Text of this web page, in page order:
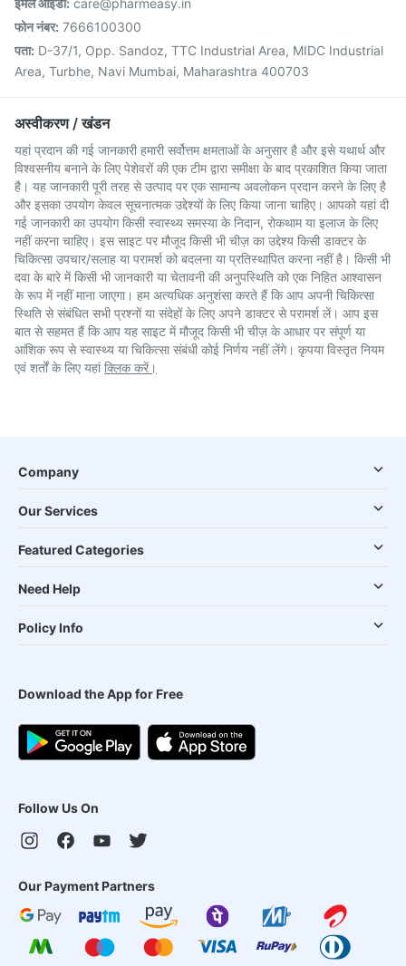
ईमेल आईडी: care@pharmeasy.in
फोन नंबर: 7666100300
पता: D-37/1, Opp. Sandoz, TTC Industrial Area, MIDC Industrial
Area, Turbhe, Navi Mumbai, Maharashtra 400703
अस्वीकरण / खंडन
यहां प्रदान की गई जानकारी हमारी सर्वोत्तम क्षमताओं के अनुसार है और इसे यथार्थ और
विश्वसनीय बनाने के लिए पेशेवरों की एक टीम द्वारा समीक्षा के बाद प्रकाशित किया जाता
है। यह जानकारी पूरी तरह से उत्पाद पर एक सामान्य अवलोकन प्रदान करने के लिए है
और इसका उपयोग केवल सूचनात्मक उद्देश्यों के लिए किया जाना चाहिए। आपको यहां दी
गई जानकारी का उपयोग किसी स्वास्थ्य समस्या के निदान, रोकथाम या इलाज के लिए
नहीं करना चाहिए। इस साइट पर मौजूद किसी भी चीज़ का उद्देश्य किसी डाक्टर के
चिकित्सा उपचार/सलाह या परामर्श को बदलना या प्रतिस्थापित करना नहीं है। किसी भी
दवा के बारे में किसी भी जानकारी या चेतावनी की अनुपस्थिति को एक निहित आश्वासन
के रूप में नहीं माना जाएगा। हम अत्यधिक अनुशंसा करते हैं कि आप अपनी चिकित्सा
स्थिति से संबंधित सभी प्रश्नों या संदेहों के लिए अपने डाक्टर से परामर्श लें। आप इस
बात से सहमत हैं कि आप यह साइट में मौजूद किसी भी चीज़ के आधार पर संपूर्ण या
आंशिक रूप से स्वास्थ्य या चिकित्सा संबंधी कोई निर्णय नहीं लेंगे। कृपया विस्तृत नियम
एवं शर्तों के लिए यहांक्लिक करें।
Company
Our Services
Featured Categories
Need Help
Policy Info
Download the App for Free
Follow Us On
Our Payment Partners